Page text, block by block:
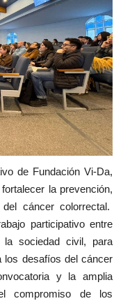
de Fundación Vi-Da,
la prevención,
cáncer colorrectal.
participativo entre
la sociedad civil, para
los desafíos del cáncer
y la amplia
compromiso de los